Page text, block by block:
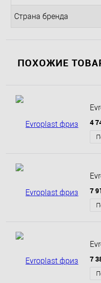
Страна бренда
ПОХОЖИЕ
4
7
7